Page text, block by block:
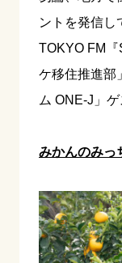
ントを発信し
TOKYO FM
ケ移住推進部
ム ONE-J」
みかんのみっ